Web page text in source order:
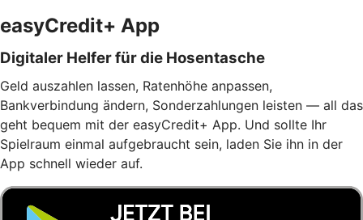
easyCredit+ App
Digitaler Helfer für die Hosentasche
Geld auszahlen lassen, Ratenhöhe anpassen,
Bankverbindung ändern, Sonderzahlungen leisten — all das
geht bequem mit der easyCredit+ App. Und sollte Ihr
Spielraum einmal aufgebraucht sein, laden Sie ihn in der
App schnell wieder auf.